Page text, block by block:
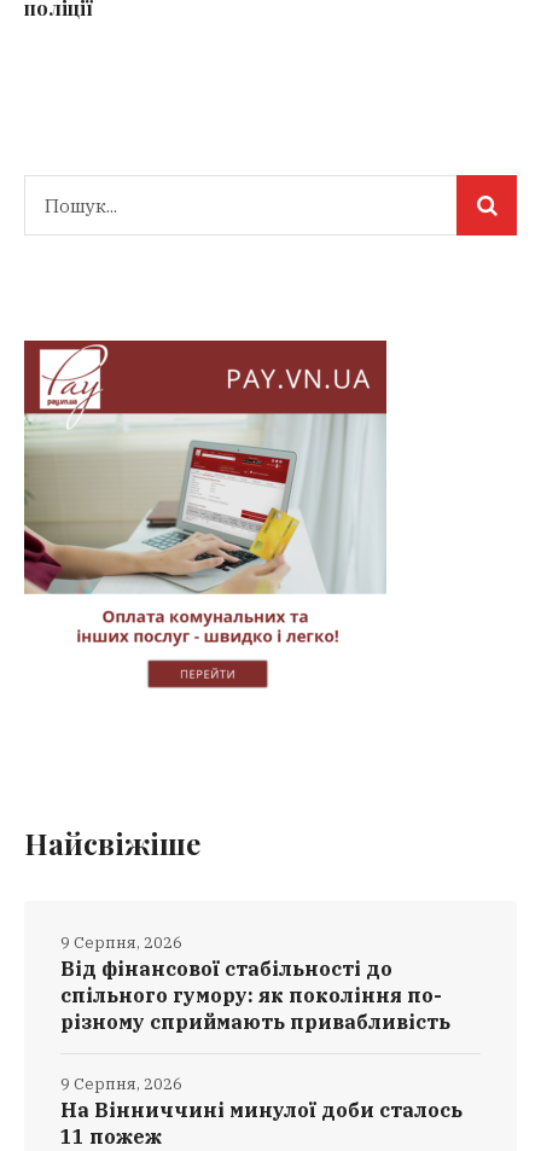
поліції
Найсвіжіше
Від фінансової стабільності до
спільного гумору: як покоління по-
різному сприймають привабливість
9 Серпня, 2026
На Вінниччині минулої доби сталось
11 пожеж
9 Серпня, 2026